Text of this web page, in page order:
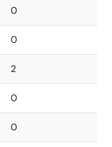
0
0
2
0
0